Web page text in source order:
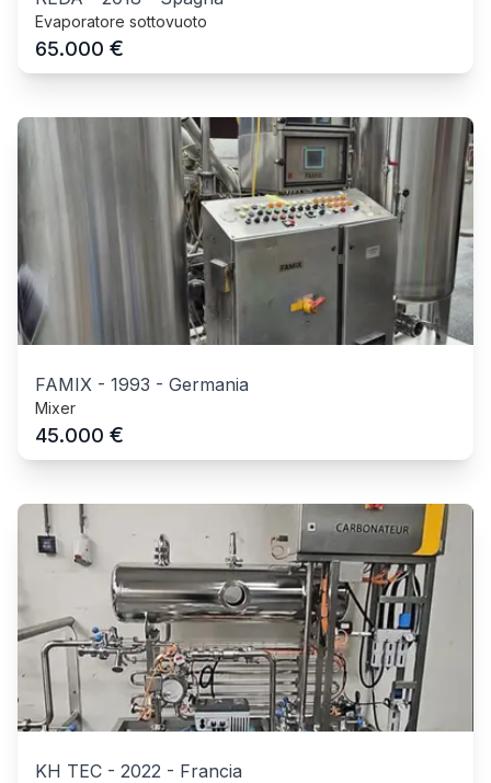
Evaporatore sottovuoto
65.000 €
FAMIX - 1993 - Germania
Mixer
45.000 €
KH TEC - 2022 - Francia